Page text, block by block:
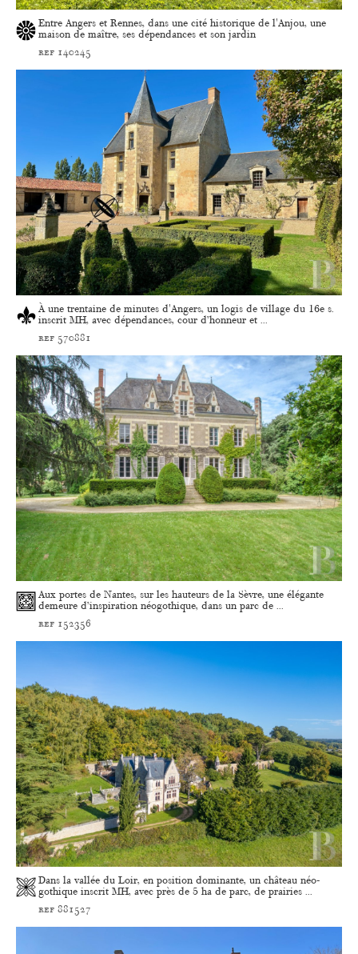
Entre Angers et Rennes, dans une cité historique de l'Anjou, une
maison de maître, ses dépendances et son jardin
ref 140245
À une trentaine de minutes d'Angers, un logis de village du 16e s.
inscrit MH, avec dépendances, cour d’honneur et ...
ref 570881
Aux portes de Nantes, sur les hauteurs de la Sèvre, une élégante
demeure d’inspiration néogothique, dans un parc de ...
ref 152356
Dans la vallée du Loir, en position dominante, un château néo-
gothique inscrit MH, avec près de 5 ha de parc, de prairies ...
ref 881527